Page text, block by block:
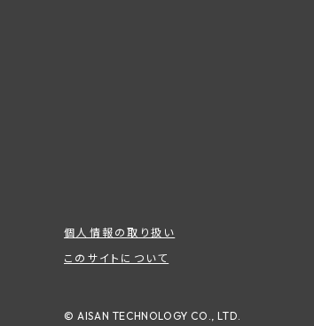
個人情報の取り扱い
このサイトについて
© AISAN TECHNOLOGY CO., LTD.